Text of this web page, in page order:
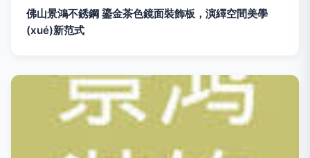
佛山景鴻不銹鋼 鎏金茶色鏡面裝飾板，演繹空間美學
(xué)新范式